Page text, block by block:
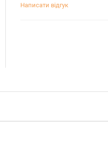
Написати відгук